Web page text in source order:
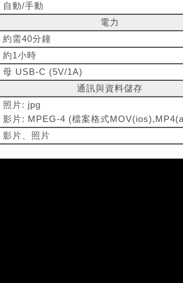
自動/手動
電力
約需40分鐘
約1小時
母 USB-C (5V/1A)
通訊與資料儲存
照片: jpg
影片: MPEG-4 (檔案格式
影片、照片